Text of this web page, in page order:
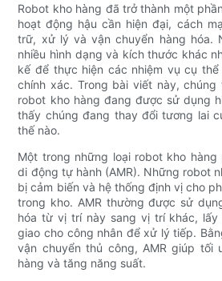
Robot kho hàng đã trở thành một
hoạt động hậu cần hiện đại, cách
trữ, xử lý và vận chuyển hàng hóa.
nhiều hình dạng và kích thước khác
kế để thực hiện các nhiệm vụ cụ
chính xác. Trong bài viết này,
robot kho hàng đang được sử dụng
thấy chúng đang thay đổi tương lai
thế nào.
Một trong những loại robot kho
di động tự hành (AMR). Những robot
bị cảm biến và hệ thống định vị cho
trong kho. AMR thường được sử
hóa từ vị trí này sang vị trí khác,
giao cho công nhân để xử lý tiếp.
vận chuyển thủ công, AMR giúp tối
hàng và tăng năng suất.